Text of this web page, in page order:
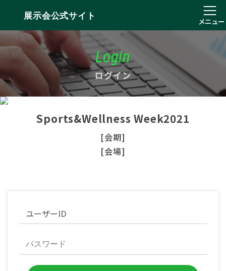
展示会公式サイト
メニュー
Login
ログイン
Sports&Wellness Week2021
[会期]
[会場]